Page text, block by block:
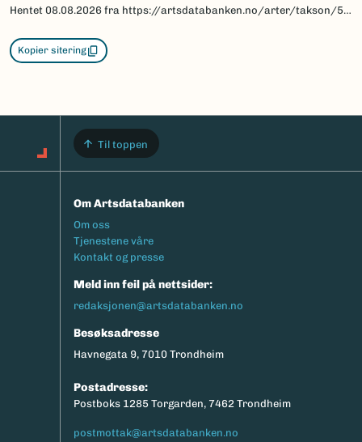
Hentet 08.08.2026 fra https://artsdatabanken.no/arter/takson/558
Kopier sitering
Til toppen
Om Artsdatabanken
Footermeny
Om oss
Tjenestene våre
Kontakt og presse
Meld inn feil på nettsider:
redaksjonen@artsdatabanken.no
Besøksadresse
Havnegata 9, 7010 Trondheim
Postadresse:
Postboks 1285 Torgarden, 7462 Trondheim
postmottak@artsdatabanken.no